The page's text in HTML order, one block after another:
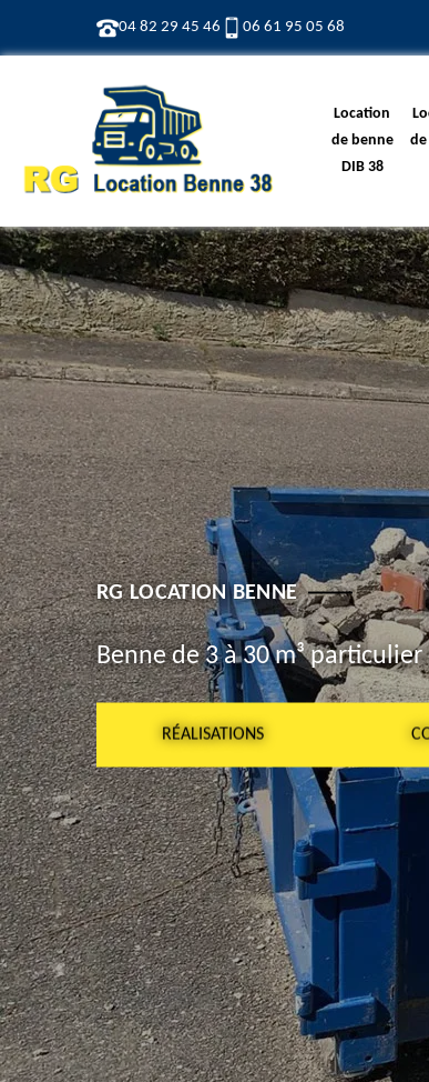
04 82 29 45 46 06 61 95 05 68
Location
de benne
DIB 38
RG LOCATION BENNE
Benne de 3 à 30 m³
RÉALISATIONS